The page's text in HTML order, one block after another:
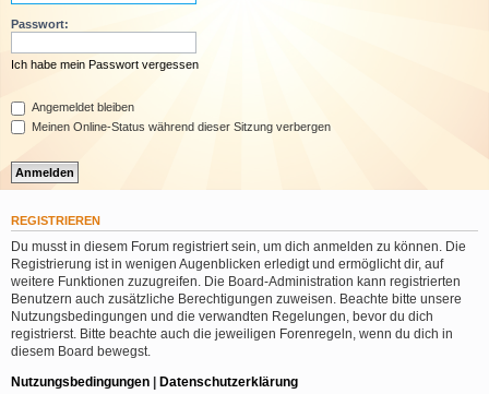
Passwort:
Ich habe mein Passwort vergessen
Angemeldet bleiben
Meinen Online-Status während dieser Sitzung verbergen
REGISTRIEREN
Du musst in diesem Forum registriert sein, um dich anmelden zu können. Die
Registrierung ist in wenigen Augenblicken erledigt und ermöglicht dir, auf
weitere Funktionen zuzugreifen. Die Board-Administration kann registrierten
Benutzern auch zusätzliche Berechtigungen zuweisen. Beachte bitte unsere
Nutzungsbedingungen und die verwandten Regelungen, bevor du dich
registrierst. Bitte beachte auch die jeweiligen Forenregeln, wenn du dich in
diesem Board bewegst.
Nutzungsbedingungen | Datenschutzerklärung